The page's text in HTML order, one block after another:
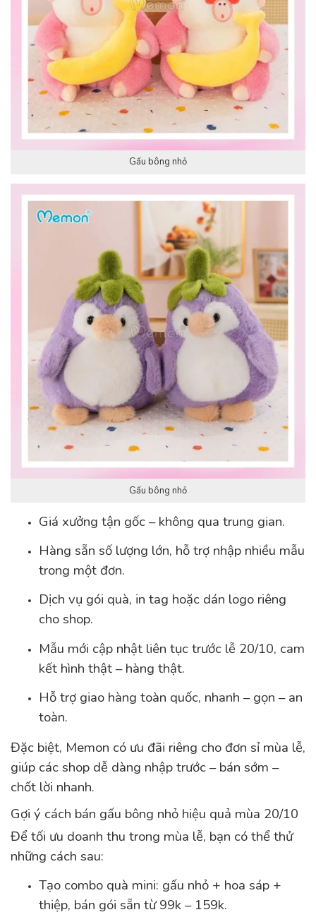
Gấu bông nhỏ
Gấu bông nhỏ
Giá xưởng tận gốc – không qua trung gian.
Hàng sẵn số lượng lớn, hỗ trợ nhập nhiều mẫu
trong một đơn.
Dịch vụ gói quà, in tag hoặc dán logo riêng
cho shop.
Mẫu mới cập nhật liên tục trước lễ 20/10, cam
kết hình thật – hàng thật.
Hỗ trợ giao hàng toàn quốc, nhanh – gọn – an
toàn.
Đặc biệt, Memon có ưu đãi riêng cho đơn sỉ mùa lễ,
giúp các shop dễ dàng nhập trước – bán sớm –
chốt lời nhanh.
Gợi ý cách bán gấu bông nhỏ hiệu quả mùa 20/10
Để tối ưu doanh thu trong mùa lễ, bạn có thể thử
những cách sau:
Tạo combo quà mini: gấu nhỏ + hoa sáp +
thiệp, bán gói sẵn từ 99k – 159k.